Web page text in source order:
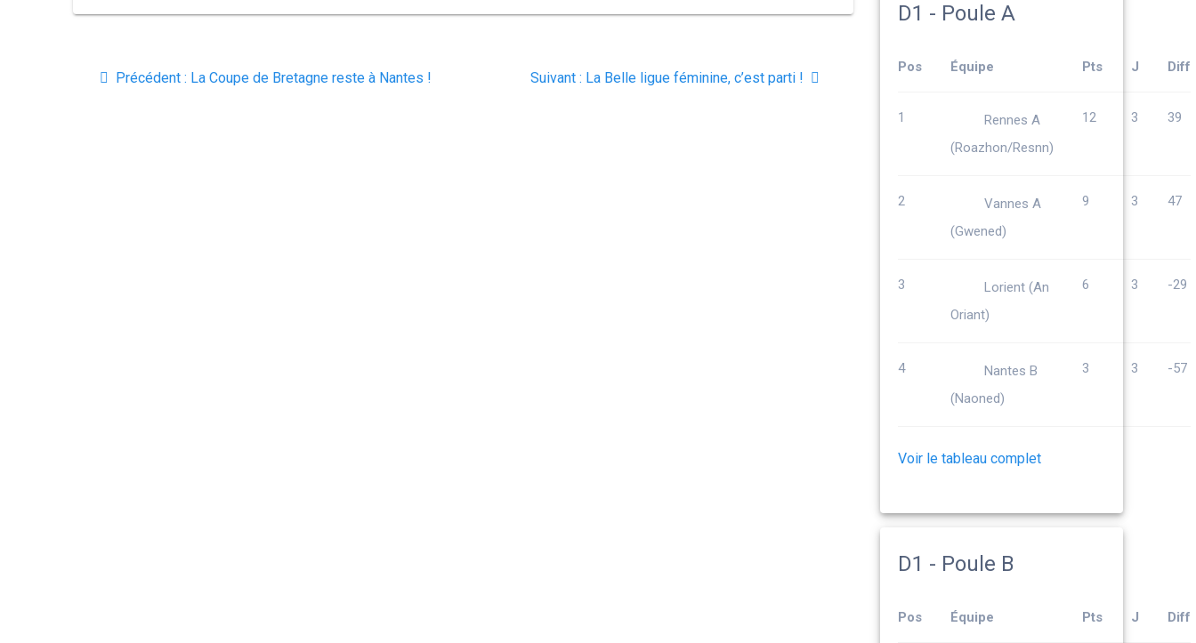
Navigation
Précédent : Article
La Coupe de Bretagne reste à Nantes ! Suivant : Article
La Belle ligue féminine, c’est parti !
D1 - Poule A
Pos Équipe Pts J Diff
1
Rennes A
(Roazhon/Resnn)
12 3 39
2
Vannes A
(Gwened)
9 3 47
3
Lorient (An
Oriant)
6 3 -29
4
Nantes B
(Naoned)
3 3 -57
Voir le tableau complet
D1 - Poule B
Pos Équipe Pts J Diff